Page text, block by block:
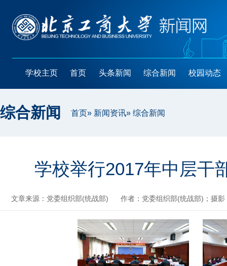
学校主页 首页 头条新闻 综合新闻 校园动态
综合新闻 首页» 新闻资讯» 综合新闻
学校举行2017年中层干
文章来源：党委组织部(统战部) 作者：党委组织部(统战部)；摄